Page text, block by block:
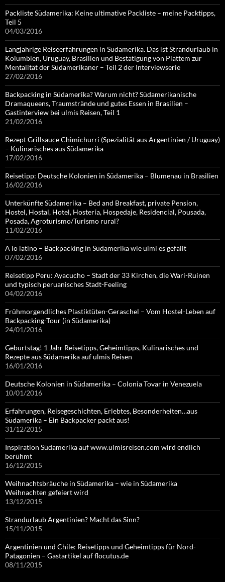
Packliste Südamerika: Keine ultimative Packliste – meine Packtipps,
Teil 5
04/03/2016
Langjährige Reiseerfahrungen in Südamerika. Das ist Strandurlaub in
Kolumbien, Uruguay, Brasilien und Bestätigung von Plattem zur
Mentalität der Südamerikaner – Teil 2 der Interviewserie
27/02/2016
Backpacking in Südamerika? Warum nicht? Südamerikanische
Dramaqueens, Traumstrände und gutes Essen in Brasilien –
Gastinterview bei ulmis Reisen, Teil 1
21/02/2016
Rezept Grillsauce Chimichurri (Spezialität aus Argentinien / Uruguay)
– Kulinarisches aus Südamerika
17/02/2016
Reisetipp: Deutsche Kolonien in Südamerika – Blumenau in Brasilien
16/02/2016
Unterkünfte Südamerika – Bed and Breakfast, private Pension,
Hostel, Hostal, Hotel, Hostería, Hospedaje, Residencial, Pousada,
Posada, Agroturismo/Turismo rural?
11/02/2016
A lo latino – Backpacking in Südamerika wie ulmi es gefällt
07/02/2016
Reisetipp Peru: Ayacucho – Stadt der 33 Kirchen, die Wari-Ruinen
und typisch peruanisches Stadt-Feeling
04/02/2016
Frühmorgendliches Plastiktüten-Geraschel – Vom Hostel-Leben auf
Backpacking-Tour (in Südamerika)
24/01/2016
Geburtstag! 1 Jahr Reisetipps, Geheimtipps, Kulinarisches und
Rezepte aus Südamerika auf ulmis Reisen
16/01/2016
Deutsche Kolonien in Südamerika – Colonia Tovar in Venezuela
10/01/2016
Erfahrungen, Reisegeschichten, Erlebtes, Besonderheiten…aus
Südamerika – Ein Backpacker packt aus!
31/12/2015
Inspiration Südamerika auf www.ulmisreisen.com wird endlich
berühmt
16/12/2015
Weihnachtsbräuche in Südamerika – wie in Südamerika
Weihnachten gefeiert wird
13/12/2015
Strandurlaub Argentinien? Macht das Sinn?
15/11/2015
Argentinien und Chile: Reisetipps und Geheimtipps für Nord-
Patagonien – Gastartikel auf flocutus.de
08/11/2015